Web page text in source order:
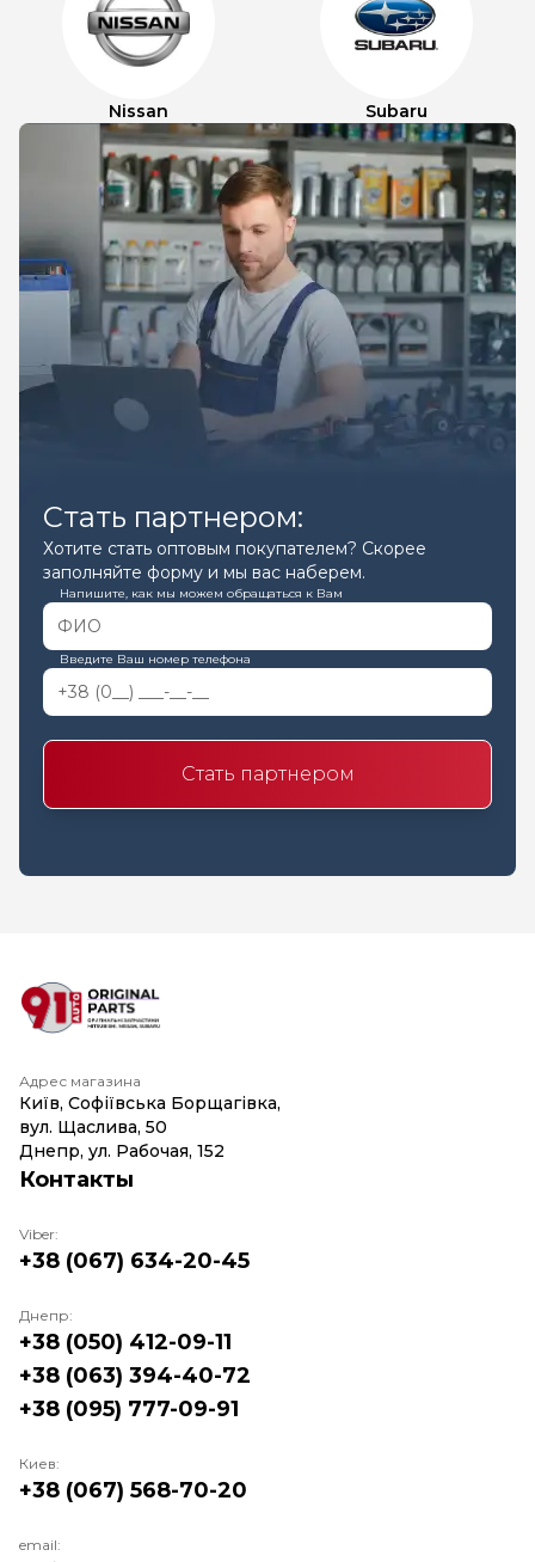
Nissan Subaru
Стать партнером:
Хотите стать оптовым покупателем? Скорее
заполняйте форму и мы вас наберем.
Напишите, как мы можем обращаться к Вам
Введите Ваш номер телефона
Стать партнером
Адрес магазина
Київ, Софіївська Борщагівка,
вул. Щаслива, 50
Днепр, ул. Рабочая, 152
Контакты
Viber:
+38 (067) 634-20-45
Днепр:
+38 (050) 412-09-11
+38 (063) 394-40-72
+38 (095) 777-09-91
Киев:
+38 (067) 568-70-20
email: